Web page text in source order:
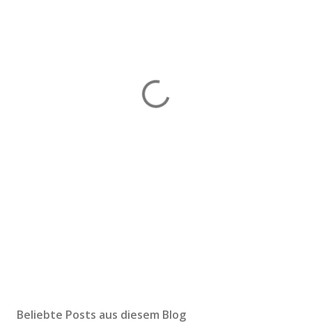
Beliebte Posts aus diesem Blog